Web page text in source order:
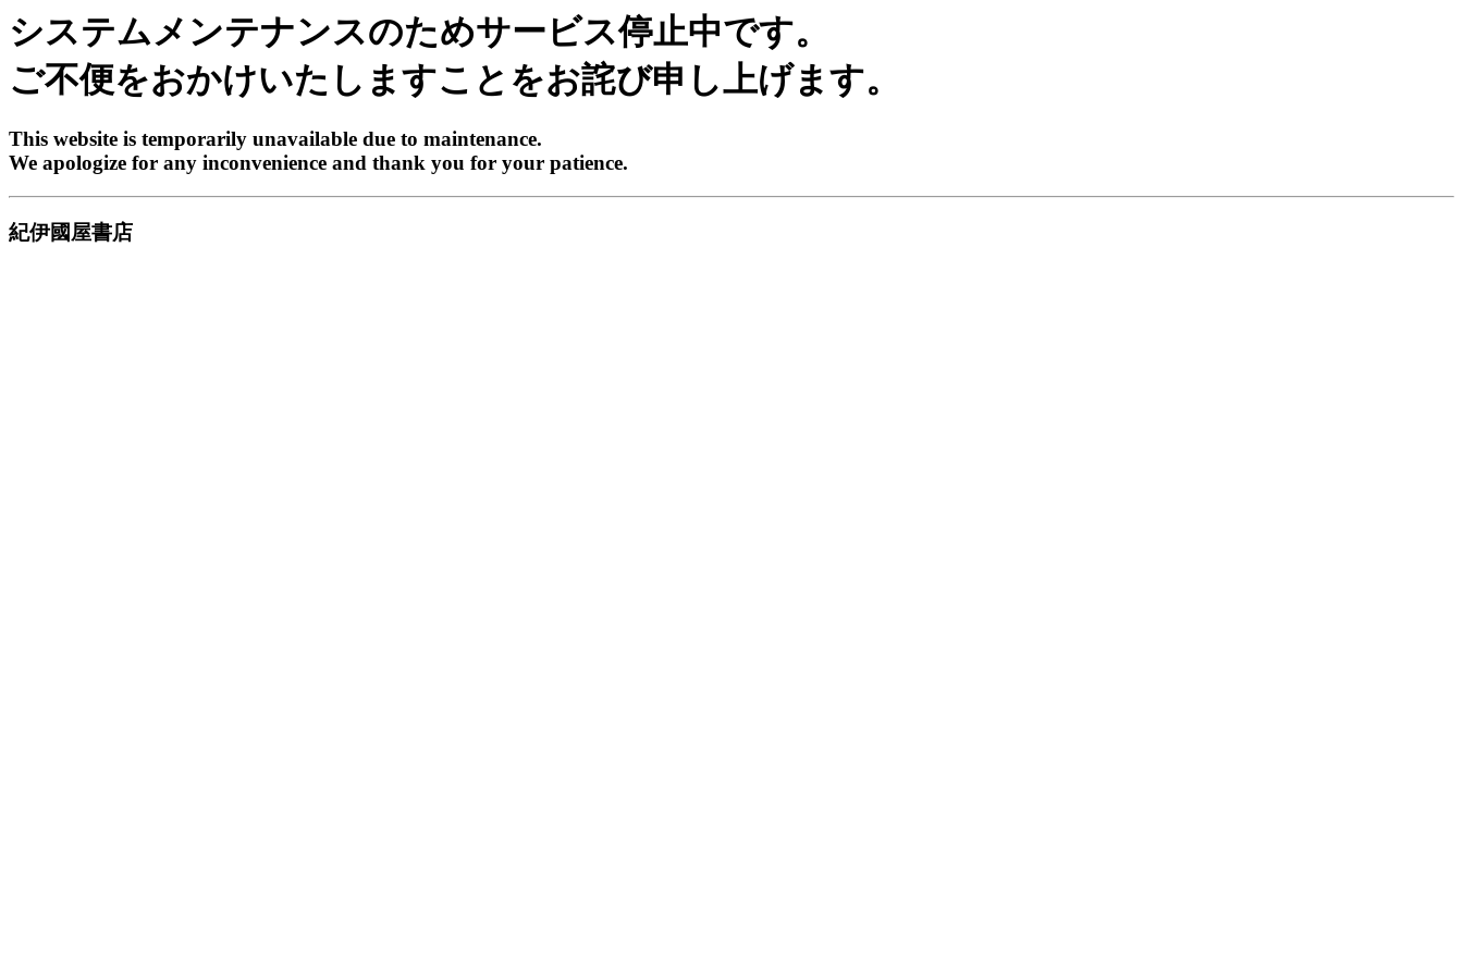
システムメンテナンスのためサービス停止中です。
ご不便をおかけいたしますことをお詫び申し上げます。
This website is temporarily unavailable due to maintenance.
We apologize for any inconvenience and thank you for your patience.
紀伊國屋書店